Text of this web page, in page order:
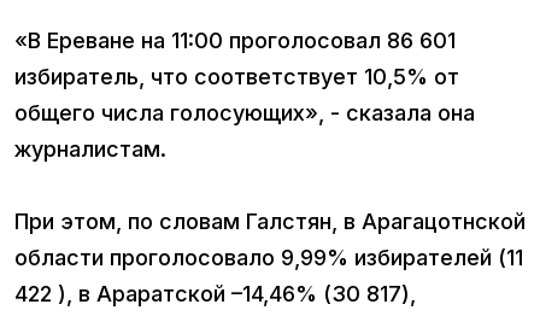
«В Ереване на 11:00 проголосовал 86 601
избиратель, что соответствует 10,5% от
общего числа голосующих», - сказала она
журналистам.
При этом, по словам Галстян, в Арагацотнской
области проголосовало 9,99% избирателей (11
422 ), в Араратской –14,46% (30 817),